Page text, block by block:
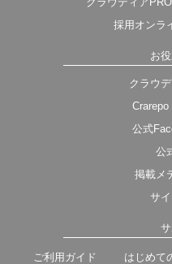
採用オンラ
お
クラウ
Crarepo
公式
公
掲載メ
サ
ご利用ガイド はじめて